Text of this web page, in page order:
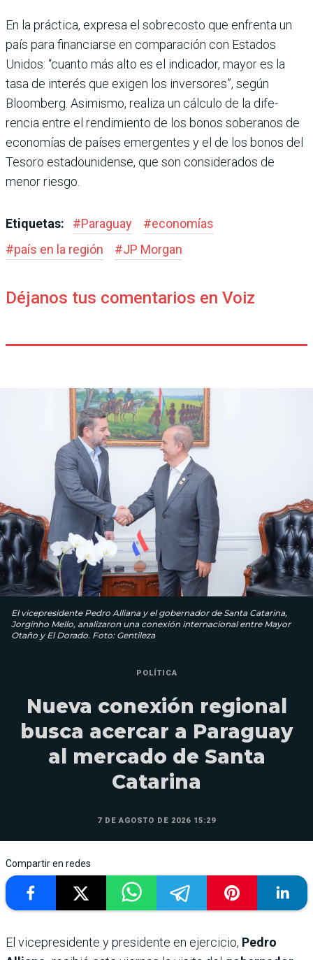
En la práctica, expresa el sobrecosto que enfrenta un
país para financiarse en com­paración con Estados
Unidos: “cuanto más alto es el indica­dor, mayor es la
tasa de inte­rés que exigen los inversores”, según
Bloomberg. Asimismo, realiza un cálculo de la dife­
rencia entre el rendimiento de los bonos soberanos de
econo­mías de países emergentes y el de los bonos del
Tesoro esta­dounidense, que son conside­rados de
menor riesgo.
Etiquetas: #Paraguay #economías
#país en la región #JP Morgan
Déjanos tus comentarios en Voiz
El vicepresidente Pedro Alliana y el gobernador de Santa Catarina,
Jorginho Mello, analizaron una conexión internacional entre Mayor
Otaño y El Dorado. Foto: Gentileza
POLÍTICA
Nueva conexión regional
busca acercar a Paraguay
al mercado de Santa
Catarina
7 DE AGOSTO DE 2026 15:29
Compartir en redes
El vicepresidente y presidente en ejercicio, Pedro